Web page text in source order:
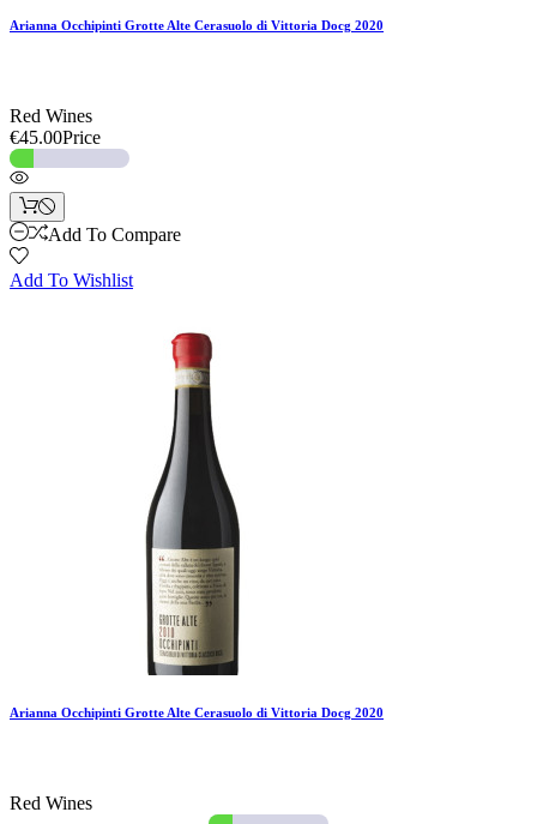
Arianna Occhipinti Grotte Alte Cerasuolo di Vittoria Docg 2020
Red Wines
€45.00Price
Add To Compare
Add To Wishlist
Arianna Occhipinti Grotte Alte Cerasuolo di Vittoria Docg 2020
Red Wines